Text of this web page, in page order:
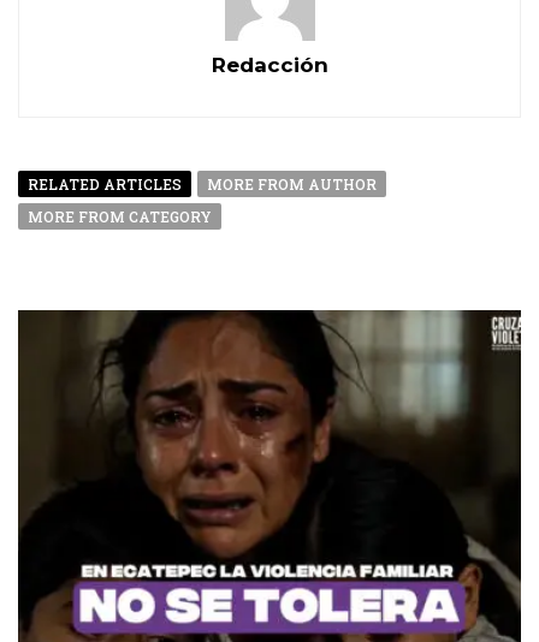
Redacción
RELATED ARTICLES
MORE FROM AUTHOR
MORE FROM CATEGORY